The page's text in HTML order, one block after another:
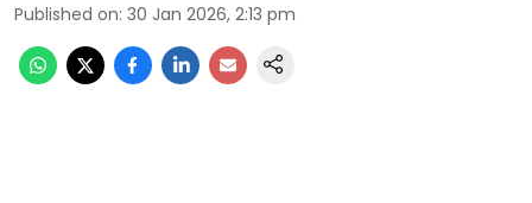
Published on: 30 Jan 2026, 2:13 pm